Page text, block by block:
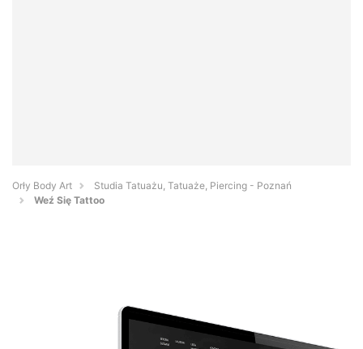
Orły Body Art
Studia Tatuażu, Tatuaże, Piercing - Poznań
Weź Się Tattoo